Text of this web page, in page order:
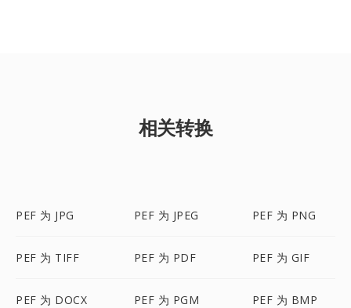
相关转换
PEF 为 JPG PEF 为 JPEG PEF 为 PNG
PEF 为 TIFF PEF 为 PDF PEF 为 GIF
PEF 为 DOCX PEF 为 PGM PEF 为 BMP